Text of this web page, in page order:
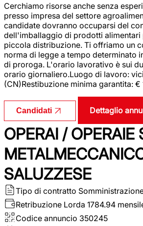
Cerchiamo risorse anche senza
presso impresa del settore
candidate dovranno occuparsi del
dell'imballaggio di prodotti alimentari
piccola distribuzione. Ti offriamo un
norma di legge a tempo determinato
di proroga. L'orario lavorativo è sui
orario giornaliero.Luogo di lavoro:
(CN)Restibuzione minima garantita:
Candidati Dettaglio
OPERAI / OPERAIE
SALUZZESE
Tipo di contratto
Retribuzione Lorda 1784.94
Codice annuncio 350245